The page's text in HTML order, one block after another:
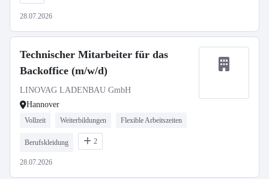
28.07.2026
Technischer Mitarbeiter für das
Backoffice (m/w/d)
LINOVAG LADENBAU GmbH
Hannover
Vollzeit Weiterbildungen Flexible Arbeitszeiten
Berufskleidung 2
28.07.2026